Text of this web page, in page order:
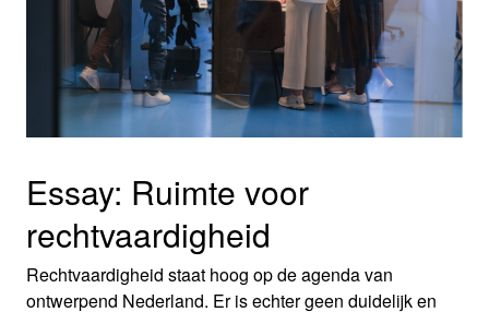
Essay: Ruimte voor
rechtvaardigheid
Rechtvaardigheid staat hoog op de agenda van
ontwerpend Nederland. Er is echter geen duidelijk en